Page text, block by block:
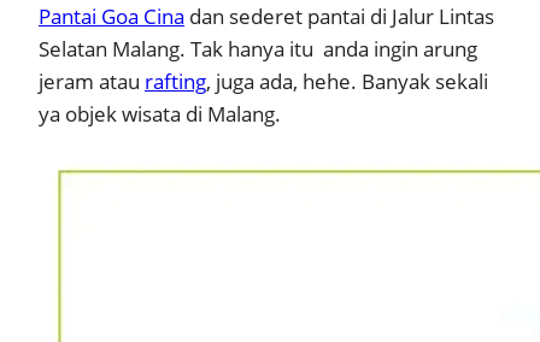
Pantai Goa Cina dan sederet pantai di Jalur Lintas
Selatan Malang. Tak hanya itu anda ingin arung
jeram atau rafting, juga ada, hehe. Banyak sekali
ya objek wisata di Malang.